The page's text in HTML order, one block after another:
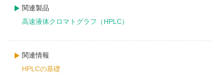
関連製品
高速液体クロマトグラフ（HPLC）
関連情報
HPLCの基礎